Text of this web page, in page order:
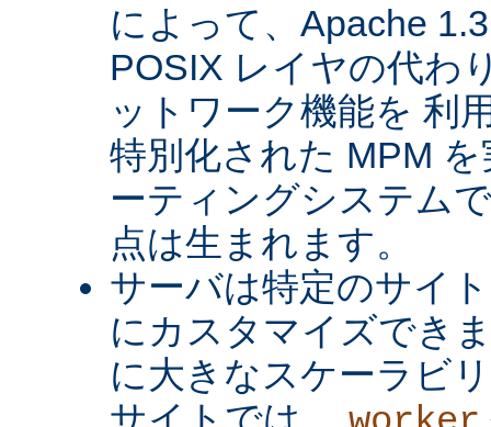
によって、Apache
POSIX レイヤの代わ
ットワーク機能を 利
特別化された MPM
ーティングシステム
点は生まれます。
サーバは特定のサイ
にカスタマイズでき
に大きなスケーラビ
サイトでは、